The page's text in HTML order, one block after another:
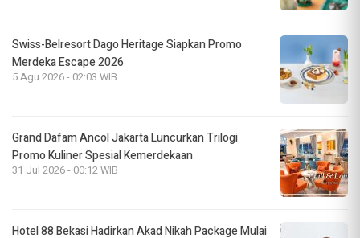
Swiss-Belresort Dago Heritage Siapkan Promo
Merdeka Escape 2026
5 Agu 2026 - 02:03 WIB
Grand Dafam Ancol Jakarta Luncurkan Trilogi
Promo Kuliner Spesial Kemerdekaan
31 Jul 2026 - 00:12 WIB
Hotel 88 Bekasi Hadirkan Akad Nikah Package Mulai